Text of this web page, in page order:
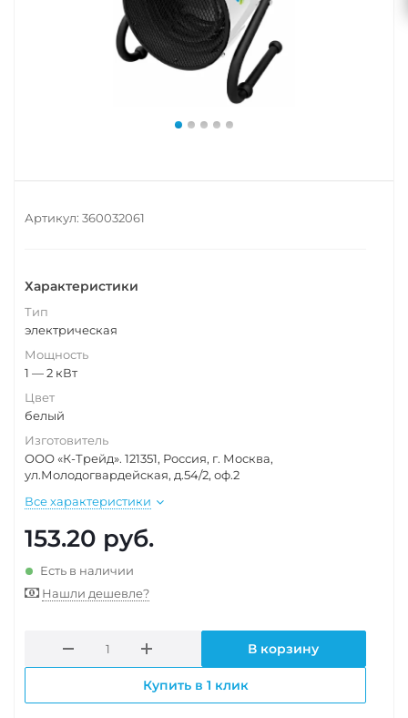
Артикул: 360032061
Характеристики
Тип
электрическая
Мощность
1 — 2 кВт
Цвет
белый
Изготовитель
ООО «К-Трейд». 121351, Россия, г. Москва,
ул.Молодогвардейская, д.54/2, оф.2
Все характеристики
153.20 руб.
Есть в наличии
Нашли дешевле?
В корзину
Купить в 1 клик